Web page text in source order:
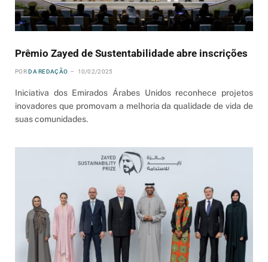
Prêmio Zayed de Sustentabilidade abre inscrições
POR DA REDAÇÃO 10/02/2025
Iniciativa dos Emirados Árabes Unidos reconhece projetos
inovadores que promovam a melhoria da qualidade de vida de
suas comunidades.